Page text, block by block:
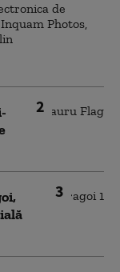
2
3